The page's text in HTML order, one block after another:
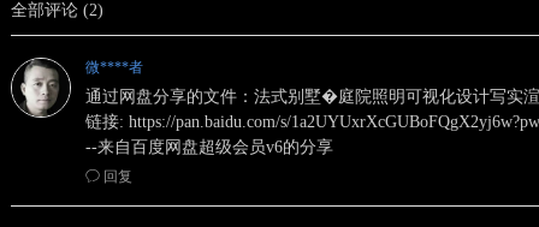
全部评论 (2)
微****者
通过网盘分享的文件：法式别墅�庭院照明可视化设计写实
链接: https://pan.baidu.com/s/
--来自百度网盘超级会员v6的分享
ꂖ 回复